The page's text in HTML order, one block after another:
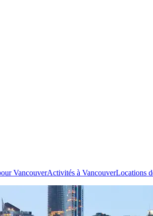
VancouverActivités à VancouverLocations